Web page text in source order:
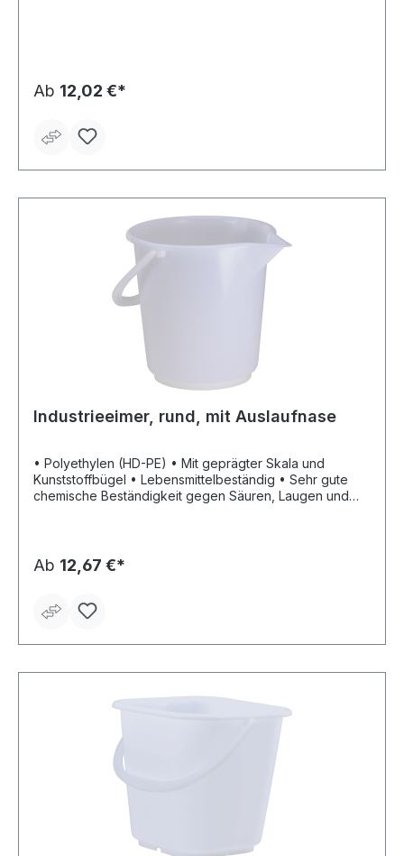
Ab 12,02 €*
Industrieeimer, rund, mit Auslaufnase
• Polyethylen (HD-PE) • Mit geprägter Skala und
Kunststoffbügel • Lebensmittelbeständig • Sehr gute
chemische Beständigkeit gegen Säuren, Laugen und
Ab 12,67 €*